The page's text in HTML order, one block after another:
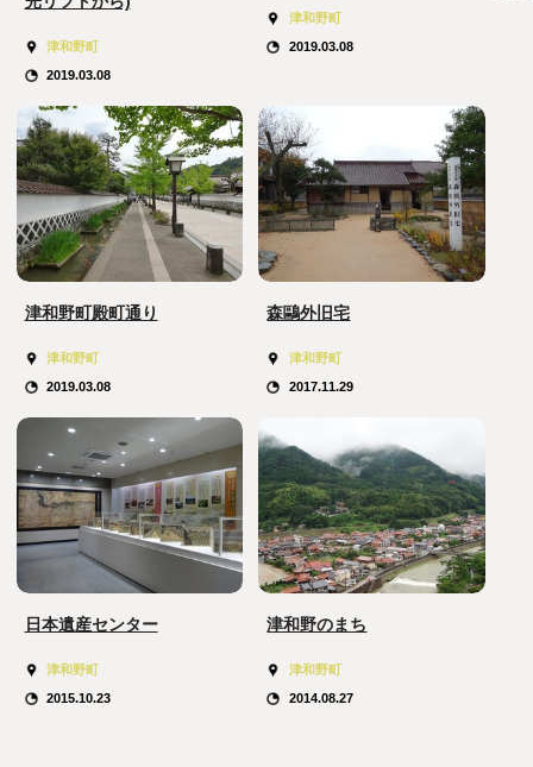
2019.03.08
津和野町 2019.03.08
津和野町
2019.03.08
津和野町
津和野町殿町通り
2017.11.29
津和野町
森鷗外旧宅
2015.10.23
津和野町
日本遺産センター
2014.08.27
津和野町
津和野のまち